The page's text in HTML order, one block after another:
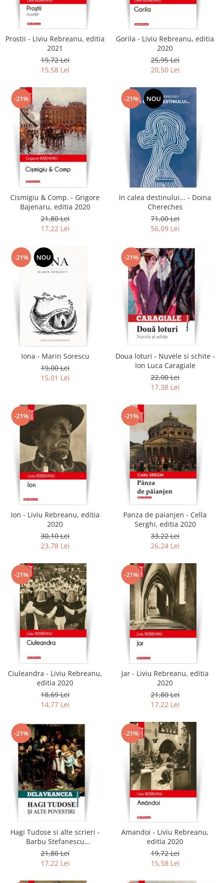
Literatura
Clasica
Contemporana
Universala
Non-fictiune
Calatorii
Memorii
Publicistica / Reportaje / Interviuri
Stiinte umaniste
Istorie
Sociologie si filozofie
Prostii - Liviu Rebreanu, editia
2021
19,72 Lei
15,58 Lei
Gorila - Liviu Rebreanu, editia
2020
25,95 Lei
20,50 Lei
-21%
Cismigiu & Comp. - Grigore
Bajenaru, editia 2020
21,80 Lei
17,22 Lei
-21% NOU
In calea destinului... - Doina
Chereches
71,00 Lei
56,09 Lei
-21% NOU
Iona - Marin Sorescu
19,00 Lei
15,01 Lei
-21%
Doua loturi - Nuvele si schite -
Ion Luca Caragiale
22,00 Lei
17,38 Lei
-21%
Ion - Liviu Rebreanu, editia
2020
30,10 Lei
23,78 Lei
-21%
Panza de paianjen - Cella
Serghi, editia 2020
33,22 Lei
26,24 Lei
-21%
Ciuleandra - Liviu Rebreanu,
editia 2020
18,69 Lei
14,77 Lei
-21%
Jar - Liviu Rebreanu, editia
2020
21,80 Lei
17,22 Lei
-21%
Hagi Tudose si alte scrieri -
Barbu Stefanescu
Delavrancea
21,80 Lei
17,22 Lei
-21%
Amandoi - Liviu Rebreanu,
editia 2020
19,72 Lei
15,58 Lei